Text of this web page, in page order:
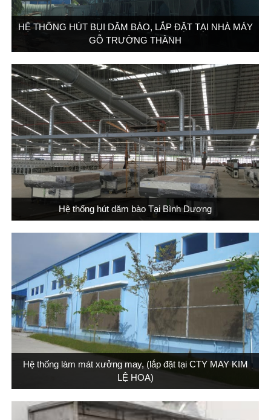
HỆ THỐNG HÚT BỤI DĂM BÀO, LẮP ĐẶT TẠI NHÀ MÁY
GỖ TRƯỜNG THÀNH
Hệ thống hút dăm bào Tại Bình Dương
Hệ thống làm mát xưởng may, (lắp đặt tại CTY MAY KIM
LỆ HOA)